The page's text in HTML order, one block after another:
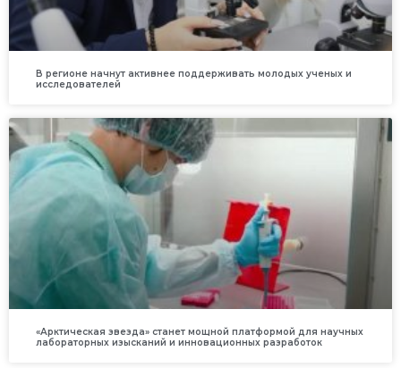
В регионе начнут активнее поддерживать молодых ученых и
исследователей
«Арктическая звезда» станет мощной платформой для научных
лабораторных изысканий и инновационных разработок